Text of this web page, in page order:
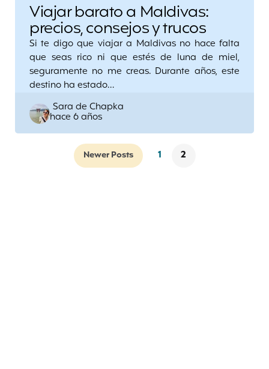
Viajar barato a Maldivas:
precios, consejos y trucos
Si te digo que viajar a Maldivas no hace falta
que seas rico ni que estés de luna de miel,
seguramente no me creas. Durante años, este
destino ha estado…
Posted
by
Sara de Chapka
hace 6 años
Newer Posts 1 2